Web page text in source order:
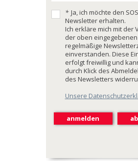
* Ja, ich möchte den
Newsletter erhalten.
Ich erkläre mich mit der
der oben
regelmäßige
einverstanden. Diese
erfolgt freiwillig und
durch Klick des
des Newsletters
Unsere